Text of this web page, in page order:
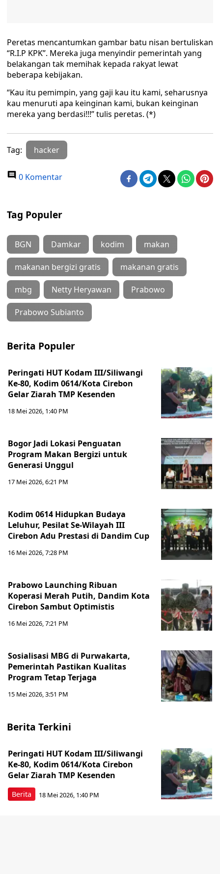
Peretas mencantumkan gambar batu nisan bertuliskan
“R.I.P KPK”. Mereka juga menyindir pemerintah yang
belakangan tak memihak kepada rakyat lewat
beberapa kebijakan.
“Kau itu pemimpin, yang gaji kau itu kami, seharusnya
kau menuruti apa keinginan kami, bukan keinginan
mereka yang berdasi!!!” tulis peretas. (*)
Tag: hacker
0 Komentar
Tag Populer
BGN Damkar kodim makan
makanan bergizi gratis makanan gratis
mbg Netty Heryawan Prabowo
Prabowo Subianto
Berita Populer
Peringati HUT Kodam III/Siliwangi
Ke-80, Kodim 0614/Kota Cirebon
Gelar Ziarah TMP Kesenden
18 Mei 2026, 1:40 PM
Bogor Jadi Lokasi Penguatan
Program Makan Bergizi untuk
Generasi Unggul
17 Mei 2026, 6:21 PM
Kodim 0614 Hidupkan Budaya
Leluhur, Pesilat Se-Wilayah III
Cirebon Adu Prestasi di Dandim Cup
16 Mei 2026, 7:28 PM
Prabowo Launching Ribuan
Koperasi Merah Putih, Dandim Kota
Cirebon Sambut Optimistis
16 Mei 2026, 7:21 PM
Sosialisasi MBG di Purwakarta,
Pemerintah Pastikan Kualitas
Program Tetap Terjaga
15 Mei 2026, 3:51 PM
Berita Terkini
Berita
Peringati HUT Kodam III/Siliwangi
Ke-80, Kodim 0614/Kota Cirebon
Gelar Ziarah TMP Kesenden
18 Mei 2026, 1:40 PM